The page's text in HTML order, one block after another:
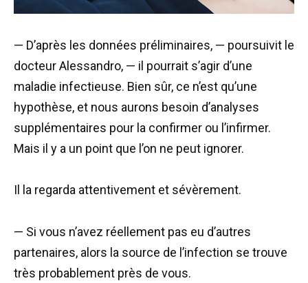
— D’après les données préliminaires, — poursuivit le
docteur Alessandro, — il pourrait s’agir d’une
maladie infectieuse. Bien sûr, ce n’est qu’une
hypothèse, et nous aurons besoin d’analyses
supplémentaires pour la confirmer ou l’infirmer.
Mais il y a un point que l’on ne peut ignorer.
Il la regarda attentivement et sévèrement.
— Si vous n’avez réellement pas eu d’autres
partenaires, alors la source de l’infection se trouve
très probablement près de vous.